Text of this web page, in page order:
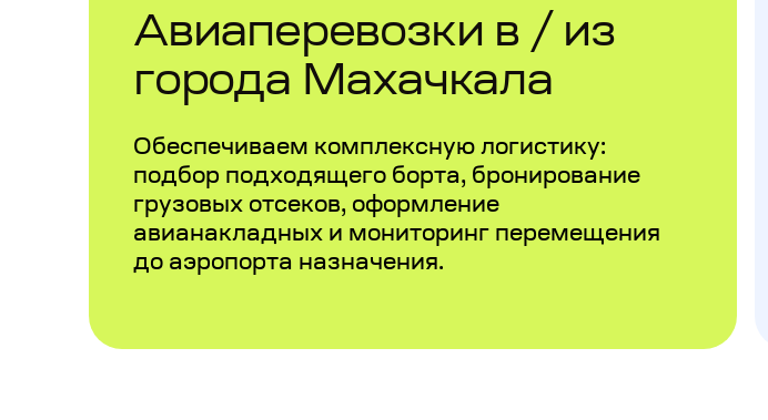
Авиаперевозки в / из
города Махачкала
Обеспечиваем комплексную логистику:
подбор подходящего борта, бронирование
грузовых отсеков, оформление
авианакладных и мониторинг перемещения
до аэропорта назначения.